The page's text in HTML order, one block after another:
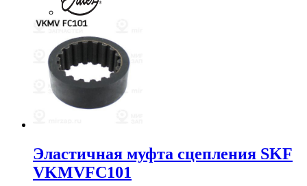
Эластичная муфта сцепления SKF
VKMVFC101